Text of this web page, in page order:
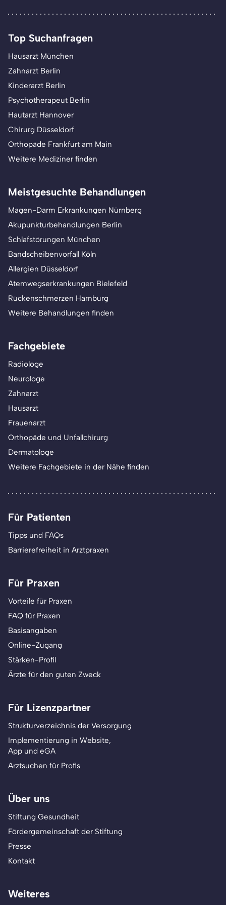
Top Suchanfragen
Hausarzt München
Zahnarzt Berlin
Kinderarzt Berlin
Psychotherapeut Berlin
Hautarzt Hannover
Chirurg Düsseldorf
Orthopäde Frankfurt am Main
Weitere Mediziner finden
Meistgesuchte Behandlungen
Magen-Darm Erkrankungen Nürnberg
Akupunkturbehandlungen Berlin
Schlafstörungen München
Bandscheibenvorfall Köln
Allergien Düsseldorf
Atemwegserkrankungen Bielefeld
Rückenschmerzen Hamburg
Weitere Behandlungen finden
Fachgebiete
Radiologe
Neurologe
Zahnarzt
Hausarzt
Frauenarzt
Orthopäde und Unfallchirurg
Dermatologe
Weitere Fachgebiete in der Nähe finden
Für Patienten
Tipps und FAQs
Barrierefreiheit in Arztpraxen
Für Praxen
Vorteile für Praxen
FAQ für Praxen
Basisangaben
Online-Zugang
Stärken-Profil
Ärzte für den guten Zweck
Für Lizenzpartner
Strukturverzeichnis der Versorgung
Implementierung in Website,
App und eGA
Arztsuchen für Profis
Über uns
Stiftung Gesundheit
Fördergemeinschaft der Stiftung
Presse
Kontakt
Weiteres